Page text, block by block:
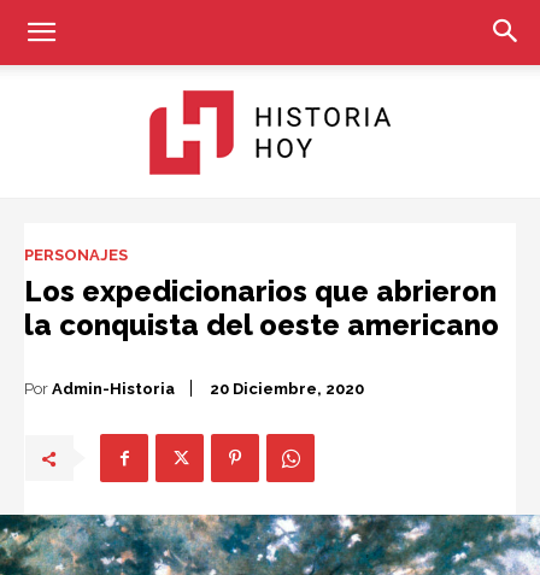
Hoy
PERSONAJES
Los expedicionarios que abrieron
la conquista del oeste americano
Por Admin-Historia 20 Diciembre, 2020